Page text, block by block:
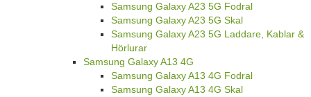
Samsung Galaxy A23 5G Fodral
Samsung Galaxy A23 5G Skal
Samsung Galaxy A23 5G Laddare, Kablar &
Hörlurar
Samsung Galaxy A13 4G
Samsung Galaxy A13 4G Fodral
Samsung Galaxy A13 4G Skal